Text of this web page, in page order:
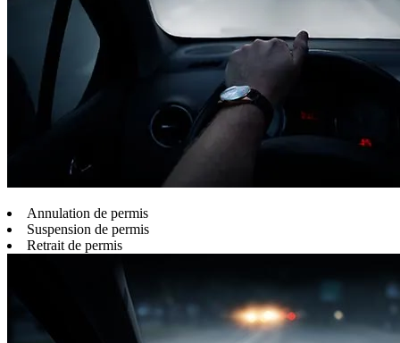
Annulation de permis
Suspension de permis
Retrait de permis